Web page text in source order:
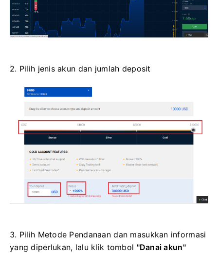
2. Pilih jenis akun dan jumlah deposit
3. Pilih Metode Pendanaan dan masukkan informasi
yang diperlukan, lalu klik tombol "Danai akun"